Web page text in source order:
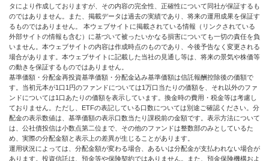
タにより作成しておりますが、その内容の完全性、正確性について同社が保証するも
のではありません。また、掲載データは過去の実績であり、将来の運用成果を保証す
るものではありません。 本ウェブサイトに掲載されている情報（リンクされている
外部サイトの情報も含む）に基づいて被ったいかなる損害についても一切の責任を負
いません。本ウェブサイトの内容は作成時点のものであり、今後予告なく変更される
場合があります。本ウェブサイトに記載した当社の見通し等は、将来の景気や株価等
の動きを保証するものではありません。
基準価額・分配金再投資基準価額・分配金込み基準価額は信託報酬控除後の価額で
す。当初元本が1口1円のファンドについては1万口当たりの価額を、それ以外のファ
ンドについては1口あたりの価額を表示しています。換金時の費用・税金等は考慮し
ておりません。ただし、ETFの表記している口数については別途ご確認ください。分
配金の表示数値は、基準価額の表示口数当たり課税前の金額です。表示方法について
は、公社債投信は小数点第二位まで、その他のファンドは整数部のみとしているた
め、実際の分配金額と表示上の差異が生じることがあります。
運用状況によっては、分配金額が変わる場合、あるいは分配金が支払われない場合が
あります。投資信託は、預金等や保険契約ではありません。また、預金保険機構およ